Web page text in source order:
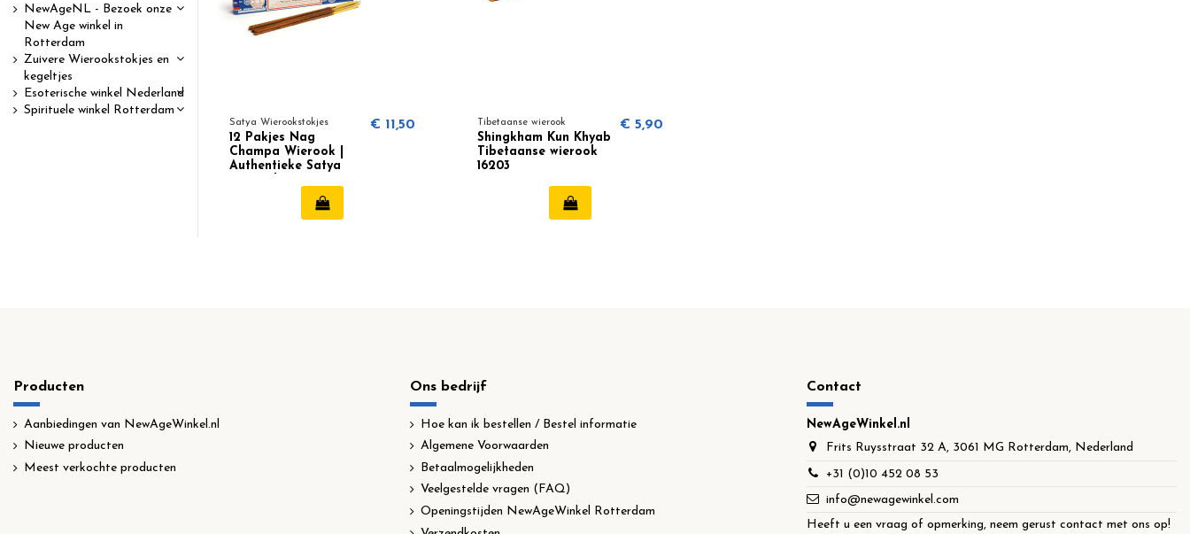
Satya Wierookstokjes
12 Pakjes Nag
Champa Wierook |
Authentieke Satya
€ 11,50 Tibetaanse wierook
Shingkham Kun Khyab
Tibetaanse wierook
16203
€ 5,90
NewAgeNL - Bezoek onze
New Age winkel in
Rotterdam
Zuivere Wierookstokjes en
kegeltjes
Esoterische winkel Nederland
Spirituele winkel Rotterdam
Producten
Aanbiedingen van NewAgeWinkel.nl
Nieuwe producten
Meest verkochte producten
Ons bedrijf
Hoe kan ik bestellen / Bestel informatie
Algemene Voorwaarden
Betaalmogelijkheden
Veelgestelde vragen (FAQ)
Openingstijden NewAgeWinkel Rotterdam
Contact
NewAgeWinkel.nl
Frits Ruysstraat 32 A, 3061 MG Rotterdam, Nederland
+31 (0)10 452 08 53
info@newagewinkel.com
Heeft u een vraag of opmerking, neem gerust contact met ons op!